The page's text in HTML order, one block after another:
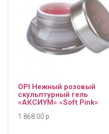
OPI Нежный розовый
скульптурный гель
«АКСИУМ» «Soft Pink»
1 868.00 р.